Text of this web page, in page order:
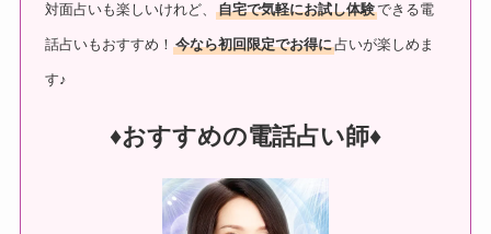
対面占いも楽しいけれど、自宅で気軽にお試し体験できる電
話占いもおすすめ！今なら初回限定でお得に占いが楽しめま
す♪
♦︎おすすめの電話占い師♦︎